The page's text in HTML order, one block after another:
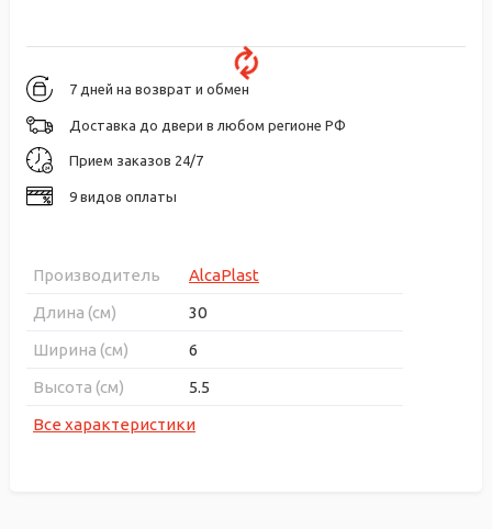
7 дней на возврат и обмен
Доставка до двери в любом регионе РФ
Прием заказов 24/7
9 видов оплаты
Производитель
AlcaPlast
Длина (см)
30
Ширина (см)
6
Высота (см)
5.5
Все характеристики